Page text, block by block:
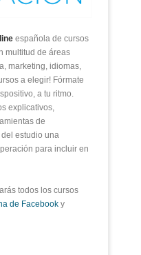
española de cursos
multitud de áreas
marketing, idiomas,
a elegir! Fórmate
a tu ritmo.
explicativos,
de
estudio una
para incluir en
todos los cursos
de Facebook y